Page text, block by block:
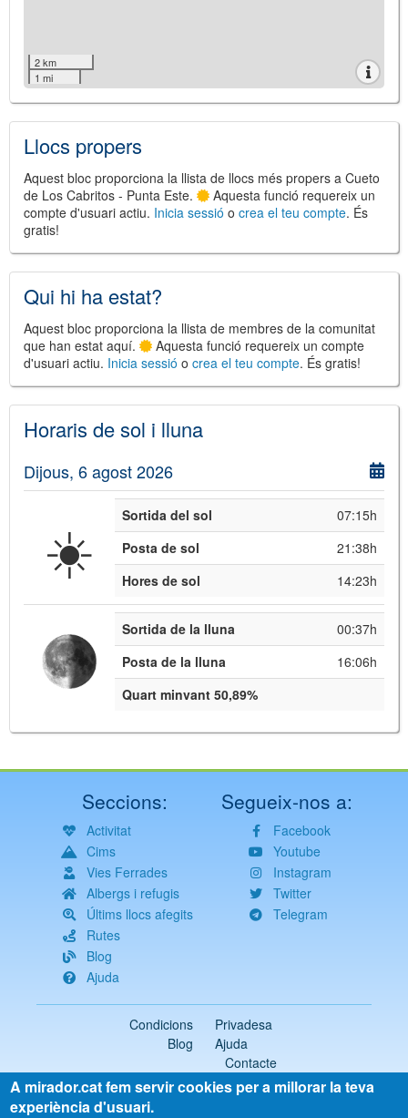
2 km
1 mi
JS library for interactive maps
©
and its contributors (CC BY-SH 4.0)
©Institut Cartogràfic i Geològic de
Catalunya
Llocs propers
Aquest bloc proporciona la llista de llocs més propers a Cueto
de Los Cabritos - Punta Este.
Aquesta funció requereix un
compte d'usuari actiu. Inicia sessió o crea el teu compte. És
gratis!
Qui hi ha estat?
Aquest bloc proporciona la llista de membres de la comunitat
que han estat aquí.
Aquesta funció requereix un compte
d'usuari actiu. Inicia sessió o crea el teu compte. És gratis!
Horaris de sol i lluna
Dijous, 6 agost 2026
☀️ Sortida del sol
07:15h
Posta de sol
21:38h
Hores de sol
14:23h
Sortida de la lluna
00:37h
Posta de la lluna
16:06h
Quart minvant 50,89%
Seccions:
Activitat
Cims
Vies Ferrades
Albergs i refugis
Últims llocs afegits
Rutes
Blog
Ajuda
Segueix-nos a:
Facebook
Youtube
Instagram
Twitter
Telegram
Condicions
Privadesa
Blog
Ajuda
Contacte
2018-2026 ©mirador.cat
Tots els drets reservats
A mirador.cat fem servir cookies per a millorar la teva
experiència d'usuari.